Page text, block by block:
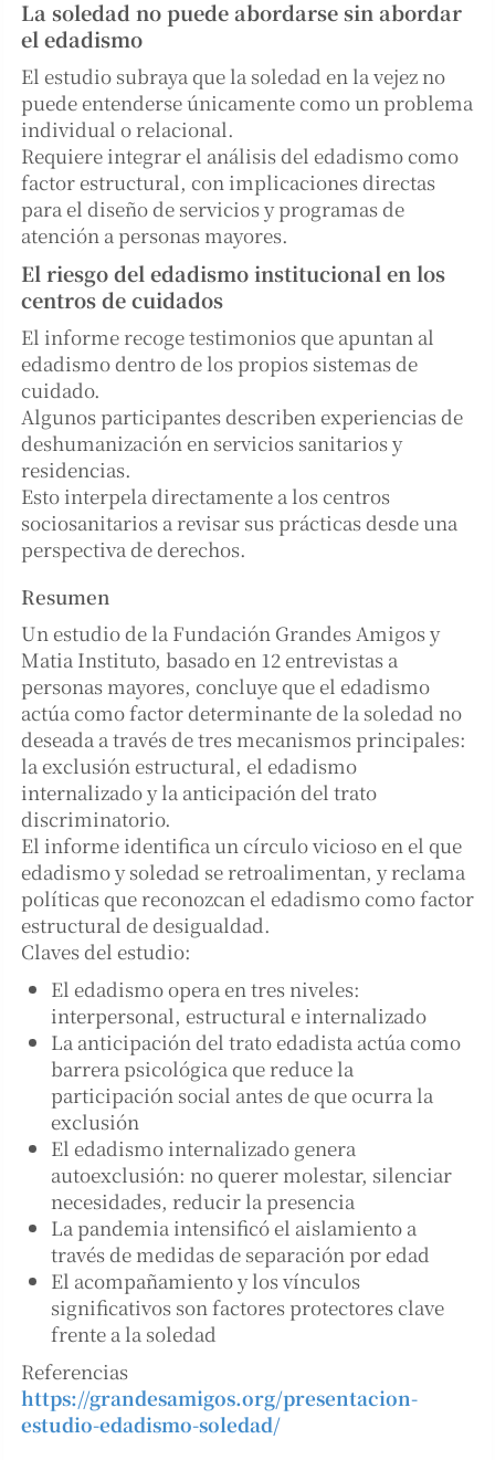
La soledad no puede abordarse sin abordar
el edadismo
El estudio subraya que la soledad en la vejez no
puede entenderse únicamente como un problema
individual o relacional.
Requiere integrar el análisis del edadismo como
factor estructural, con implicaciones directas
para el diseño de servicios y programas de
atención a personas mayores.
El riesgo del edadismo institucional en los
centros de cuidados
El informe recoge testimonios que apuntan al
edadismo dentro de los propios sistemas de
cuidado.
Algunos participantes describen experiencias de
deshumanización en servicios sanitarios y
residencias.
Esto interpela directamente a los centros
sociosanitarios a revisar sus prácticas desde una
perspectiva de derechos.
Resumen
Un estudio de la Fundación Grandes Amigos y
Matia Instituto, basado en 12 entrevistas a
personas mayores, concluye que el edadismo
actúa como factor determinante de la soledad no
deseada a través de tres mecanismos principales:
la exclusión estructural, el edadismo
internalizado y la anticipación del trato
discriminatorio.
El informe identifica un círculo vicioso en el que
edadismo y soledad se retroalimentan, y reclama
políticas que reconozcan el edadismo como factor
estructural de desigualdad.
Claves del estudio:
El edadismo opera en tres niveles:
interpersonal, estructural e internalizado
La anticipación del trato edadista actúa como
barrera psicológica que reduce la
participación social antes de que ocurra la
exclusión
El edadismo internalizado genera
autoexclusión: no querer molestar, silenciar
necesidades, reducir la presencia
La pandemia intensificó el aislamiento a
través de medidas de separación por edad
El acompañamiento y los vínculos
significativos son factores protectores clave
frente a la soledad
Referencias
https://grandesamigos.org/presentacion-
estudio-edadismo-soledad/